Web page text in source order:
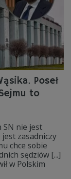
Poseł
to
SN nie jest
zasadniczy
chce sobie
sędziów [...]
w Polskim